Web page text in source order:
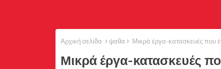
Αρχική σελίδα ψαθα Μικρά έργα-κατασκευές που
Μικρά έργα-κατασκευές